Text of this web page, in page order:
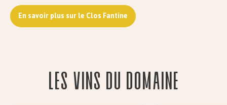
En savoir plus sur le Clos Fantine
Les vins du domaine